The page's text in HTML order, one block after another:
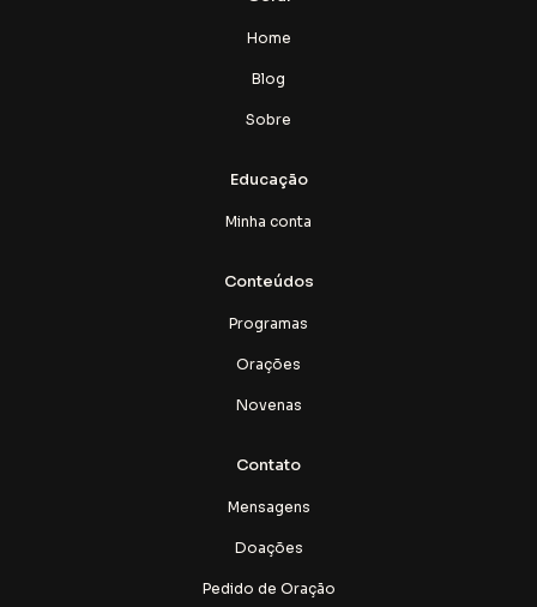
Home
Blog
Sobre
Educação
Minha conta
Conteúdos
Programas
Orações
Novenas
Contato
Mensagens
Doações
Pedido de Oração